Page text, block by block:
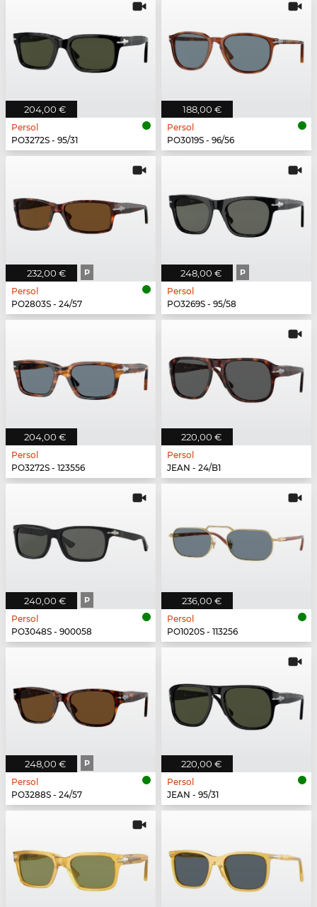
204,00 €
Persol
PO3272S - 95/31
188,00 €
Persol
PO3019S - 96/56
232,00 € P
Persol
PO2803S - 24/57
248,00 € P
Persol
PO3269S - 95/58
204,00 €
Persol
PO3272S - 123556
220,00 €
Persol
JEAN - 24/B1
240,00 € P
Persol
PO3048S - 900058
236,00 €
Persol
PO1020S - 113256
248,00 € P
Persol
PO3288S - 24/57
220,00 €
Persol
JEAN - 95/31